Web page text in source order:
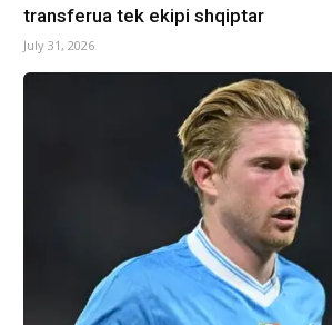
transferua tek ekipi shqiptar
July 31, 2026